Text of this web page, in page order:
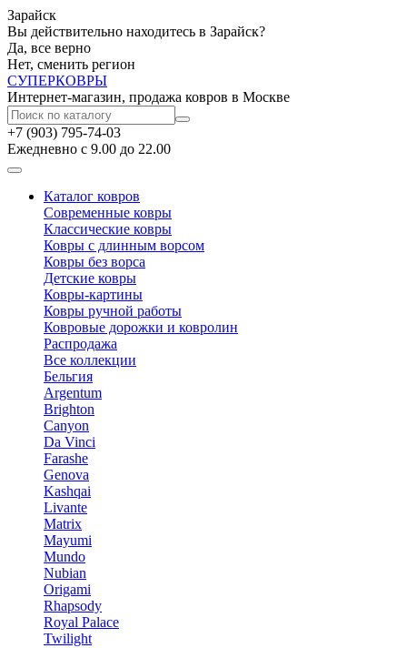
Зарайск
Вы действительно находитесь в Зарайск?
Да, все верно
Нет, сменить регион
СУПЕРКОВРЫ
Интернет-магазин, продажа ковров в Москве
+7 (903) 795-74-03
Ежедневно с 9.00 до 22.00
Каталог ковров
Современные ковры
Классические ковры
Ковры с длинным ворсом
Ковры без ворса
Детские ковры
Ковры-картины
Ковры ручной работы
Ковровые дорожки и ковролин
Распродажа
Все коллекции
Бельгия
Argentum
Brighton
Canyon
Da Vinci
Farashe
Genova
Kashqai
Livante
Matrix
Mayumi
Mundo
Nubian
Origami
Rhapsody
Royal Palace
Twilight